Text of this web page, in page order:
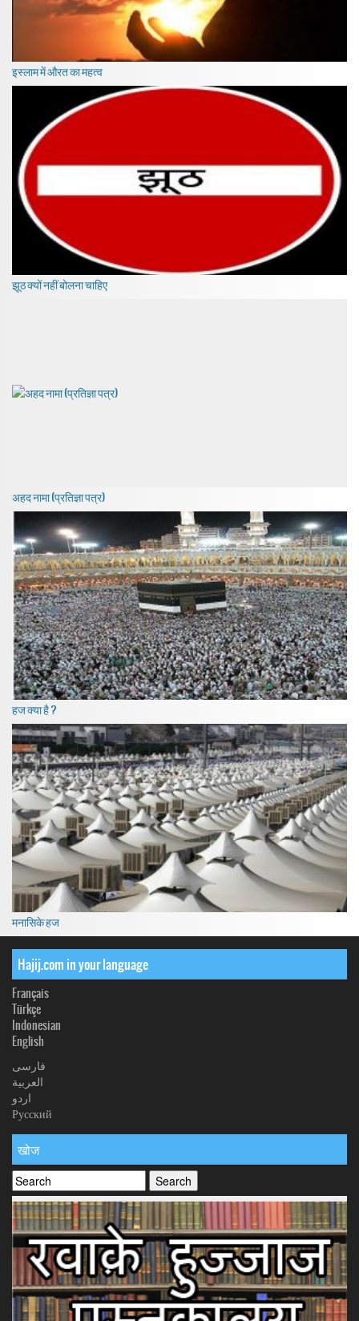
इस्लाम में औरत का महत्व
झूठ क्यों नहीं बोलना चाहिए
अहद नामा (प्रतिज्ञा पत्र)
हज क्या है ?
मनासिके हज
Hajij.com in your language
Français
Türkçe
Indonesian
English
فارسی
العربیة
اردو
Русский
खोज